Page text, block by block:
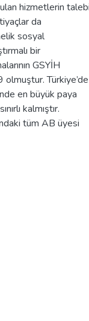
hizmetlerin talebi
da
sosyal
bir
GSYİH
Türkiye’de
en büyük paya
kalmıştır.
tüm AB üyesi